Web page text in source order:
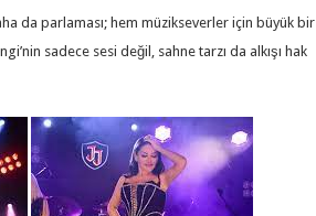
da parlaması; hem müzikseverler için büyük bir
sadece sesi değil, sahne tarzı da alkışı hak